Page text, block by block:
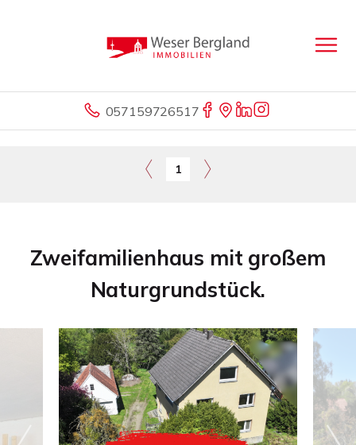
057159726517
1
Zweifamilienhaus mit großem
Naturgrundstück.